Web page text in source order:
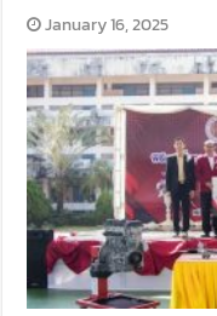
January 16, 2025